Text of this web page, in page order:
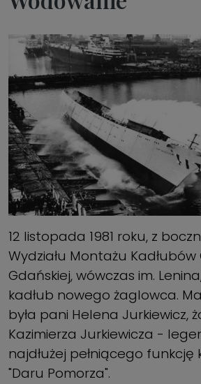
12 listopada 1981 roku, z
Wydziału Montażu Kadłubów
Gdańskiej, wówczas im.
kadłub nowego żaglowca.
była pani Helena Jurkiewicz,
Kazimierza Jurkiewicza -
najdłużej pełniącego
"Daru Pomorza".